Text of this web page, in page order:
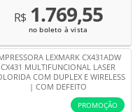
R$1.769,55
no boleto à vista
LEXMARK CX431ADW
CX431 MULTIFUNCIONAL LASER
COM DUPLEX E WIRELESS
| COM DEFEITO
PROMOÇÃO